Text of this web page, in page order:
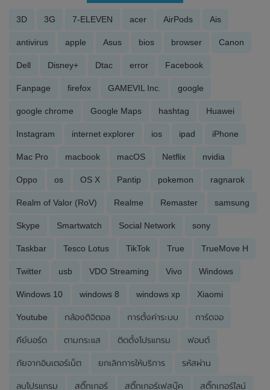
3D 3G 7-ELEVEN acer AirPods Ais
antivirus apple Asus bios browser Canon
Dell Disney+ Dtac error Facebook
Fanpage firefox GAMEVIL Inc. google
google chrome Google Maps hashtag Huawei
Instagram internet explorer ios ipad iPhone
Mac Pro macbook macOS Netflix nvidia
Oppo os OS X Pantip pokemon ragnarok
Realm of Valor (RoV) Realme Remaster samsung
Skype Smartwatch Social Network sony
Taskbar Tesco Lotus TikTok True TrueMove H
Twitter usb VDO Streaming Vivo Windows
Windows 10 windows 8 windows xp Xiaomi
Youtube กล้องดิจิตอล การตั้งค่าระบบ การ์ดจอ
คีย์บอร์ด ตามกระแส ติดตั้งโปรแกรม ฟอนต์
ภัยจากอินเตอร์เน็ต ยกเลิกการให้บริการ รหัสผ่าน
ลบโปรแกรม สติ๊กเกอร์ สติ๊กเกอร์เฟสบุ๊ค สติ๊กเกอร์ไลน์